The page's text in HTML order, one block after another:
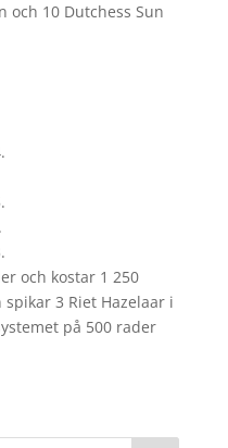
och 10 Dutchess Sun
och kostar 1 250
3 Riet Hazelaar i
på 500 rader